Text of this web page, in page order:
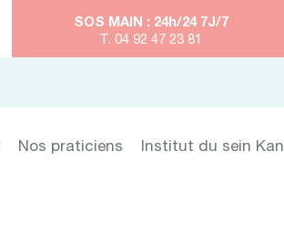
SOS MAIN : 24h/24 7J/7
T. 04 92 47 23 81
Nos praticiens Institut du sein